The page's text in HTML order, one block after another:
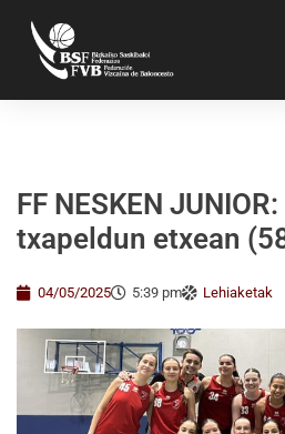
FF NESKEN
txapeldun etxean
04/05/2025 5:39 pm Lehiaketak